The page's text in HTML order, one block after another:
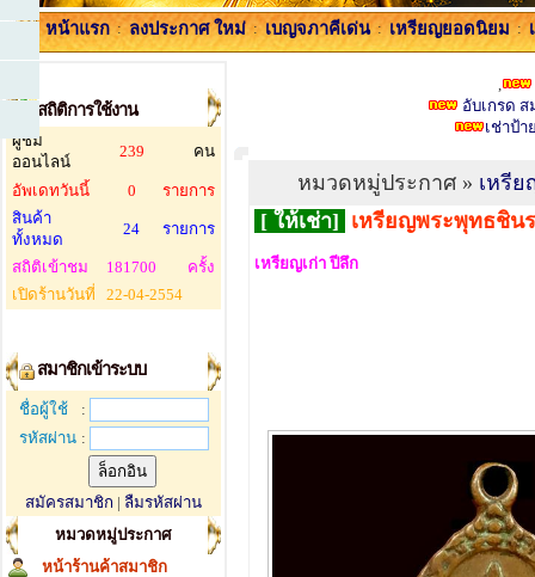
หน้าแรก : ลงประกาศ ใหม่ : เบญจภาคีเด่น : เหรียญยอดนิยม :
สถิติการใช้งาน
ผู้ชม
ออนไลน์
239 คน
อัพเดทวันนี้ 0
รายการ
สินค้า
ทั้งหมด
24 รายการ
สถิติเข้าชม 181700
ครั้ง
เปิดร้านวันที่
22-04-2554
สมาชิกเข้าระบบ
ชื่อผู้ใช้
:
รหัสผ่าน :
สมัครสมาชิก | ลืมรหัสผ่าน
หมวดหมู่ประกาศ
หน้าร้านค้าสมาชิก
,
อับเกรด
เช่าป้า
หมวดหมู่ประกาศ » เหรี
[ ให้เช่า] เหรียญพระพุทธชิน
เหรียญเก่า ปีลึก